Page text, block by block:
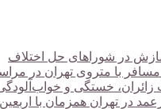
در شوراهای حل اختلاف
زائران، خستگی و